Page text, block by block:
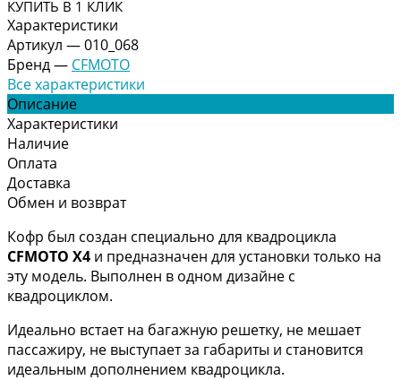
КУПИТЬ В 1 КЛИК
Характеристики
Артикул —010_068
Бренд— CFMOTO
Все характеристики
Описание
Характеристики
Наличие
Оплата
Доставка
Обмен и возврат
Кофр был создан специально для квадроцикла
CFMOTO Х4 и предназначен для установки только на
эту модель. Выполнен в одном дизайне с
квадроциклом.
Идеально встает на багажную решетку, не мешает
пассажиру, не выступает за габариты и становится
идеальным дополнением квадроцикла.